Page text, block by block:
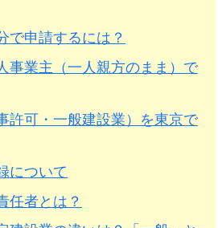
で申請するには？
事業主（一人親方のまま）で
許可・一般建設業）を東京で
について
任者とは？